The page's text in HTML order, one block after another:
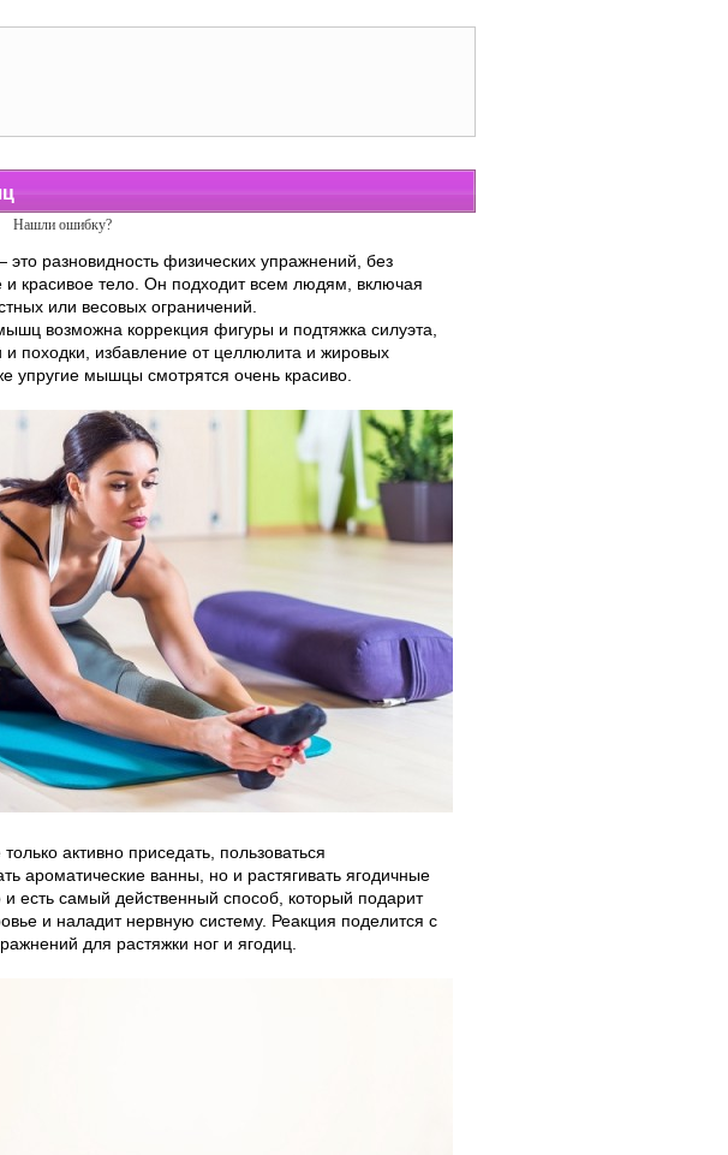
Нашли ошибку?
разновидность физических упражнений, без
и красивое тело. Он подходит всем людям, включая
или весовых ограничений.
возможна коррекция фигуры и подтяжка силуэта,
походки, избавление от целлюлита и жировых
упругие мышцы смотрятся очень красиво.
активно приседать, пользоваться
ароматические ванны, но и растягивать ягодичные
есть самый действенный способ, который подарит
и наладит нервную систему. Реакция поделится с
для растяжки ног и ягодиц.